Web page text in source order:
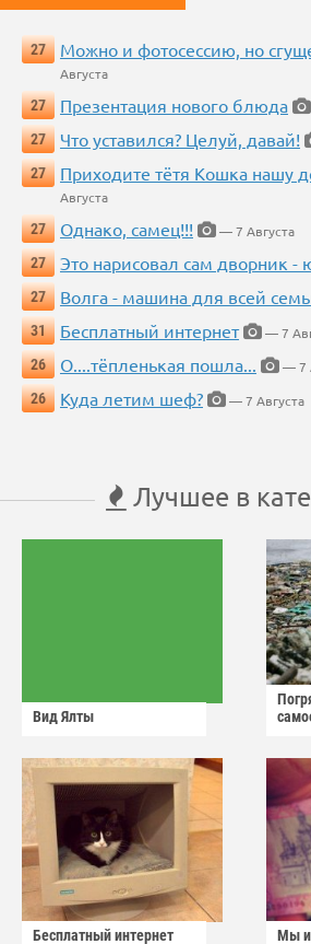
27 Можно и фотосессию, но
Августа
27
Презентация нового блюда
27
Что уставился? Целуй, давай!
27
Приходите тётя Кошка нашу
Августа
27
Однако, самец!!!
— 7 Августа
27
Это нарисовал сам дворник -
27
Волга - машина для всей
31
Бесплатный интернет
— 7
26
О....тёпленькая пошла...
— 7
26
Куда летим шеф? — 7 Августа
Лучшее в
Вид Ялты
Бесплатный интернет Мы и